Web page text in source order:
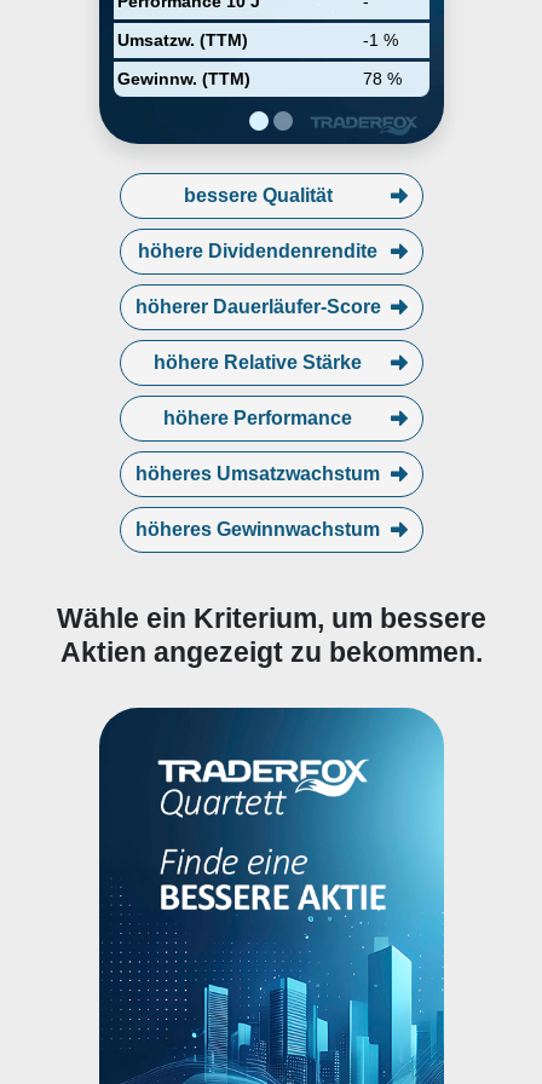
Umsatzw. (TTM)
-1 %
Gewinnw. (TTM)
78 %
in 1955 and is headquartered in
Houston, TX.
bessere Qualität
höhere Dividendenrendite
höherer Dauerläufer-Score
höhere Relative Stärke
höhere Performance
höheres Umsatzwachstum
höheres Gewinnwachstum
Wähle ein Kriterium, um bessere
Aktien angezeigt zu bekommen.